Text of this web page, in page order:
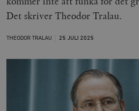
Det skriver Theodor Tralau.
THEODOR TRALAU 25 JULI 2025